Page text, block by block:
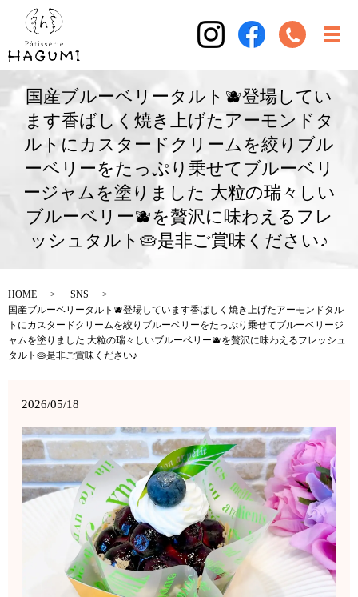
国産ブルーベリータルト🫐登場してい
ます香ばしく焼き上げたアーモンドタ
ルトにカスタードクリームを絞りブル
ーベリーをたっぷり乗せてブルーベリ
ージャムを塗りました 大粒の瑞々しい
ブルーベリー🫐を贅沢に味わえるフレ
ッシュタルト🥧是非ご賞味ください♪
HOME
SNS
国産ブルーベリータルト🫐登場しています香ばしく焼き上げたアーモンドタル
トにカスタードクリームを絞りブルーベリーをたっぷり乗せてブルーベリージ
ャムを塗りました 大粒の瑞々しいブルーベリー🫐を贅沢に味わえるフレッシュ
タルト🥧是非ご賞味ください♪
2026/05/18